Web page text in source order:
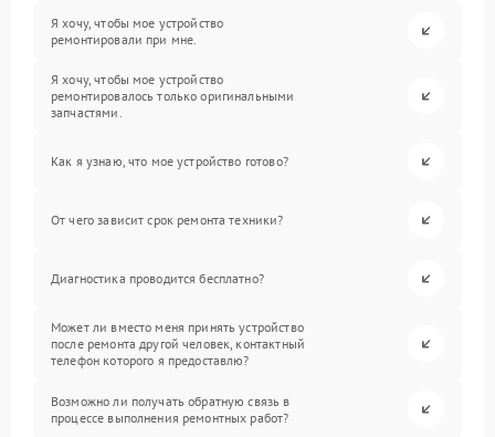
Я хочу, чтобы мое устройство
ремонтировали при мне.
Я хочу, чтобы мое устройство
ремонтировалось только оригинальными
запчастями.
Как я узнаю, что мое устройство готово?
От чего зависит срок ремонта техники?
Диагностика проводится бесплатно?
Может ли вместо меня принять устройство
после ремонта другой человек, контактный
телефон которого я предоставлю?
Возможно ли получать обратную связь в
процессе выполнения ремонтных работ?